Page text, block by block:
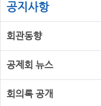
공지사항
회관동향
공제회 뉴스
회의록 공개